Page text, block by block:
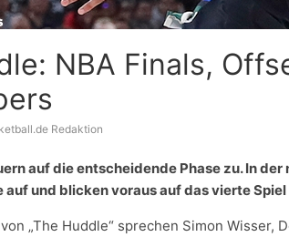
NBA Finals,
Redaktion
auf die entscheidende Phase zu. In
auf und blicken voraus auf das vierte
„The Huddle“ sprechen Simon Wisser,